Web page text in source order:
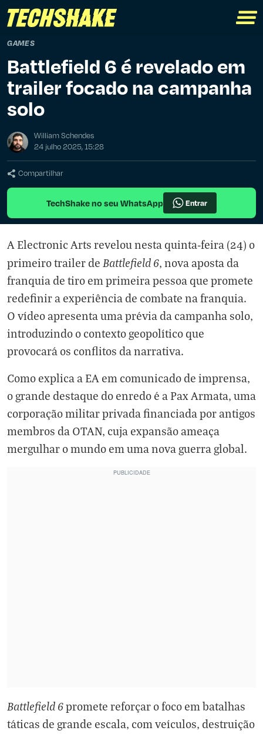
GAMES
Battlefield 6 é revelado em
trailer focado na campanha
solo
William Schendes
24 julho 2025, 15:28
Compartilhar
TechShake no seu WhatsApp Entrar
A Electronic Arts revelou nesta quinta-feira (24) o
primeiro trailer de Battlefield 6, nova aposta da
franquia de tiro em primeira pessoa que promete
redefinir a experiência de combate na franquia.
O vídeo apresenta uma prévia da campanha solo,
introduzindo o contexto geopolítico que
provocará os conflitos da narrativa.
Como explica a EA em comunicado de imprensa,
o grande destaque do enredo é a Pax Armata, uma
corporação militar privada financiada por antigos
membros da OTAN, cuja expansão ameaça
mergulhar o mundo em uma nova guerra global.
Battlefield 6promete reforçar o foco em batalhas
táticas de grande escala, com veículos, destruição